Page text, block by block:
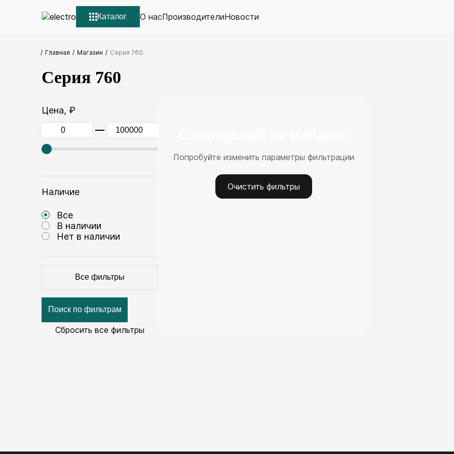
Каталог О насПроизводителиНовости
Главная Магазин Серия 760
Серия 760
Цена, ₽
Наличие
Все
В наличии
Нет в наличии
Все фильтры
Поиск по фильтрам
Сбросить все фильтры
Попробуйте изменить параметры фильтрации
Очистить фильтры